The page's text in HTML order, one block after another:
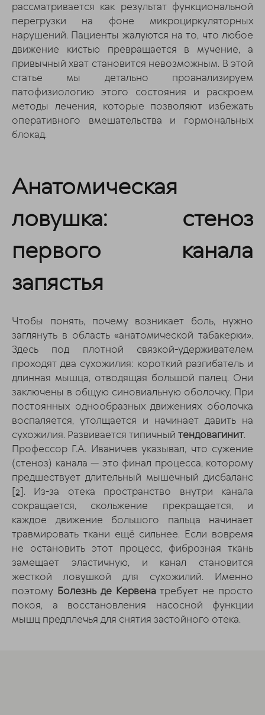
рассматривается как результат функциональной
перегрузки на фоне микроциркуляторных
нарушений. Пациенты жалуются на то, что любое
движение кистью превращается в мучение, а
привычный хват становится невозможным. В этой
статье мы детально проанализируем
патофизиологию этого состояния и раскроем
методы лечения, которые позволяют избежать
оперативного вмешательства и гормональных
блокад.
Анатомическая
ловушка: стеноз
первого канала
запястья
Чтобы понять, почему возникает боль, нужно
заглянуть в область «анатомической табакерки».
Здесь под плотной связкой-удерживателем
проходят два сухожилия: короткий разгибатель и
длинная мышца, отводящая большой палец. Они
заключены в общую синовиальную оболочку. При
постоянных однообразных движениях оболочка
воспаляется, утолщается и начинает давить на
сухожилия. Развивается типичный тендовагинит.
Профессор Г.А. Иваничев указывал, что сужение
(стеноз) канала — это финал процесса, которому
предшествует длительный мышечный дисбаланс
[2]. Из-за отека пространство внутри канала
сокращается, скольжение прекращается, и
каждое движение большого пальца начинает
травмировать ткани ещё сильнее. Если вовремя
не остановить этот процесс, фиброзная ткань
замещает эластичную, и канал становится
жесткой ловушкой для сухожилий. Именно
поэтому Болезнь де Кервенатребует не просто
покоя, а восстановления насосной функции
мышц предплечья для снятия застойного отека.